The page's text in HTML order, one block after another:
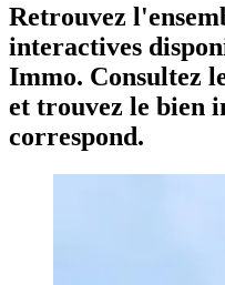
Retrouvez
interactives
Immo. Consultez
et trouvez le bien
correspond.